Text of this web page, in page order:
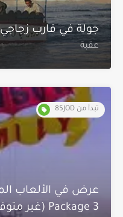
جولة في قارب زجاجي
عقبة
تبدأ من 85JOD
Package 3 (غير متوفر)